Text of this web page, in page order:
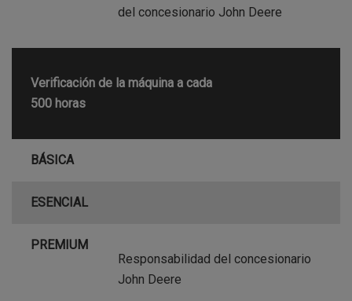
del concesionario John Deere
Verificación de la máquina a cada
500 horas
BÁSICA
ESENCIAL
PREMIUM
Responsabilidad del concesionario
John Deere